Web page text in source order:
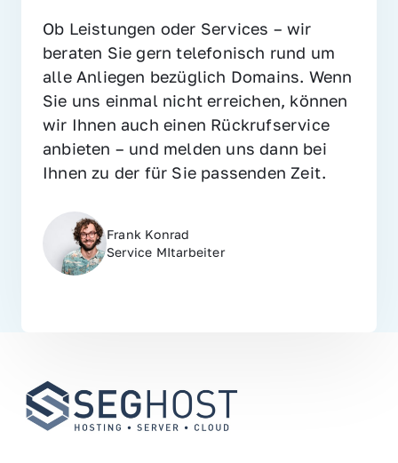
Ob Leistungen oder Services – wir
beraten Sie gern telefonisch rund um
alle Anliegen bezüglich Domains. Wenn
Sie uns einmal nicht erreichen, können
wir Ihnen auch einen Rückrufservice
anbieten – und melden uns dann bei
Ihnen zu der für Sie passenden Zeit.
Frank Konrad
Service MItarbeiter